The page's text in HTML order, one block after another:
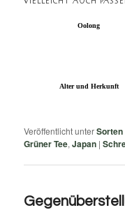
Oolong
Alter und Herkunft
Veröffentlicht unterSorten
Grüner Tee,Japan |